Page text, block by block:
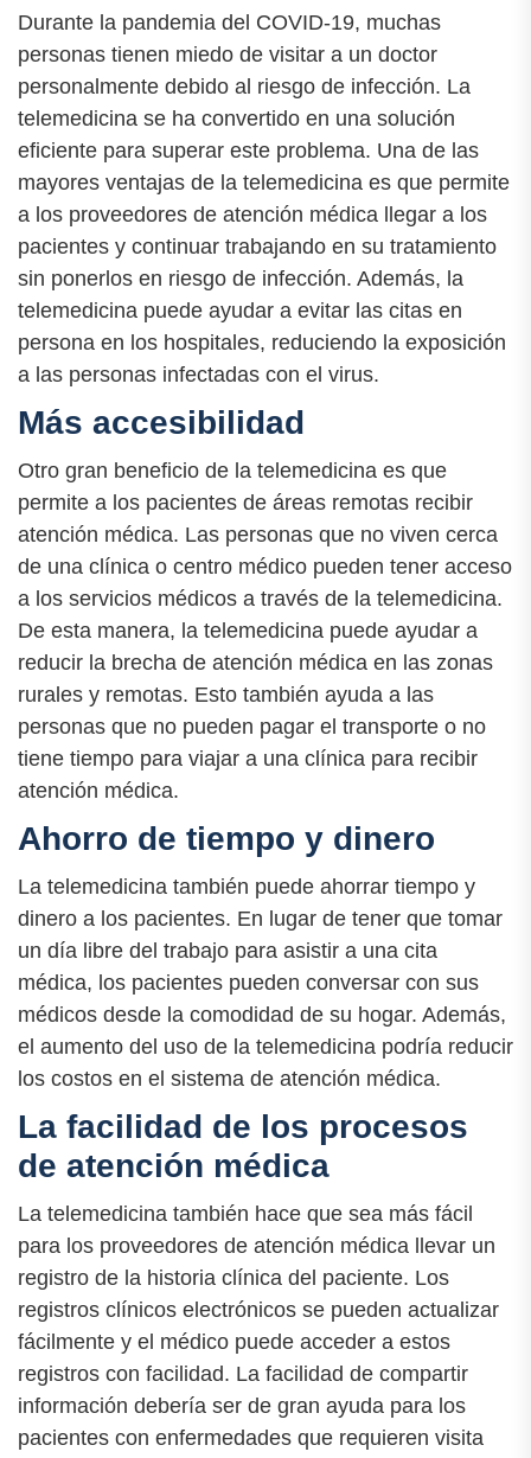
Durante la pandemia del COVID-19, muchas
personas tienen miedo de visitar a un doctor
personalmente debido al riesgo de infección. La
telemedicina se ha convertido en una solución
eficiente para superar este problema. Una de las
mayores ventajas de la telemedicina es que permite
a los proveedores de atención médica llegar a los
pacientes y continuar trabajando en su tratamiento
sin ponerlos en riesgo de infección. Además, la
telemedicina puede ayudar a evitar las citas en
persona en los hospitales, reduciendo la exposición
a las personas infectadas con el virus.
Más accesibilidad
Otro gran beneficio de la telemedicina es que
permite a los pacientes de áreas remotas recibir
atención médica. Las personas que no viven cerca
de una clínica o centro médico pueden tener acceso
a los servicios médicos a través de la telemedicina.
De esta manera, la telemedicina puede ayudar a
reducir la brecha de atención médica en las zonas
rurales y remotas. Esto también ayuda a las
personas que no pueden pagar el transporte o no
tiene tiempo para viajar a una clínica para recibir
atención médica.
Ahorro de tiempo y dinero
La telemedicina también puede ahorrar tiempo y
dinero a los pacientes. En lugar de tener que tomar
un día libre del trabajo para asistir a una cita
médica, los pacientes pueden conversar con sus
médicos desde la comodidad de su hogar. Además,
el aumento del uso de la telemedicina podría reducir
los costos en el sistema de atención médica.
La facilidad de los procesos
de atención médica
La telemedicina también hace que sea más fácil
para los proveedores de atención médica llevar un
registro de la historia clínica del paciente. Los
registros clínicos electrónicos se pueden actualizar
fácilmente y el médico puede acceder a estos
registros con facilidad. La facilidad de compartir
información debería ser de gran ayuda para los
pacientes con enfermedades que requieren visita